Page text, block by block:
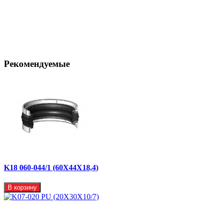
Рекомендуемые
K18 060-044/1 (60X44X18,4)
В корзину